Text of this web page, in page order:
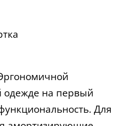
одежде на первый
Для